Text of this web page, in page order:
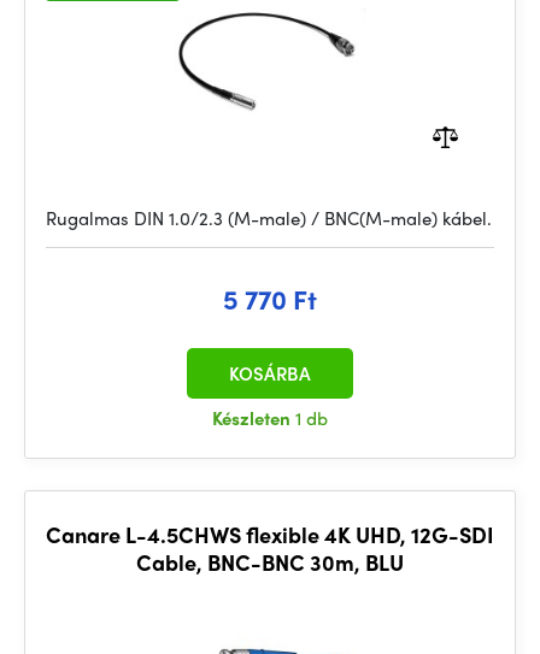
Rugalmas DIN 1.0/2.3 (M-male) / BNC(M-male) kábel.
5 770 Ft
Készleten 1 db
KOSÁRBA
Canare L-4.5CHWS flexible 4K UHD, 12G-SDI
Cable, BNC-BNC 30m, BLU